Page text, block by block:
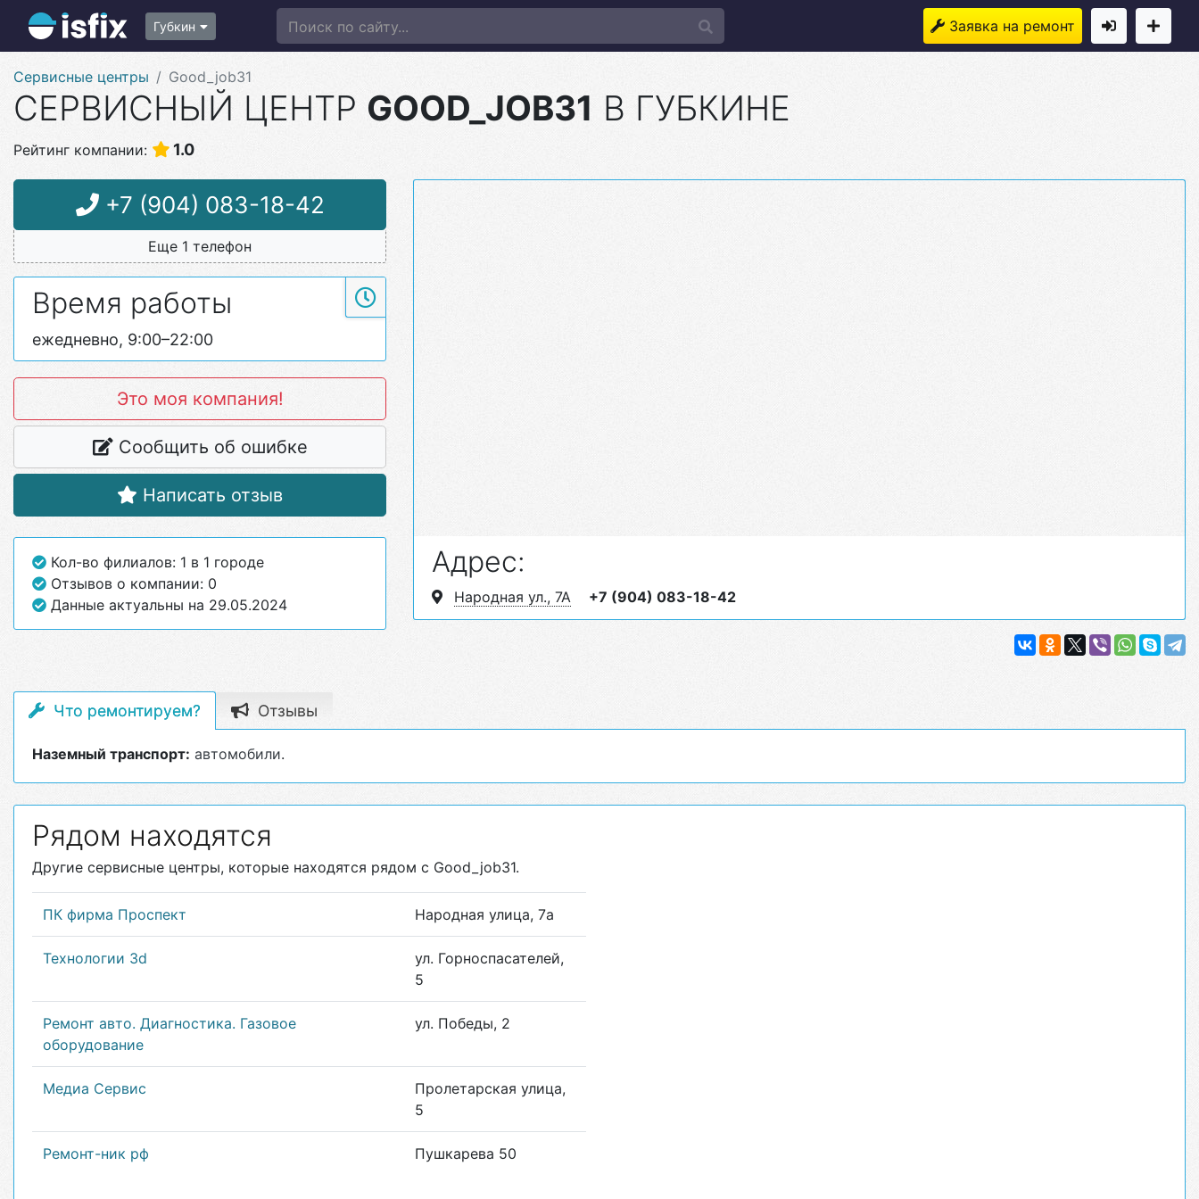
Губкин Поиск по сайту... Заявка на ремонт
Сервисные центры Good_job31
СЕРВИСНЫЙ ЦЕНТР GOOD_JOB31 В ГУБКИНЕ
Рейтинг компании: 1.0
+7 (904) 083-18-42
Еще 1 телефон
Время работы
ежедневно, 9:00–22:00
Это моя компания!
Сообщить об ошибке
Написать отзыв
Кол-во филиалов: 1 в 1 городе
Отзывов о компании: 0
Данные актуальны на 29.05.2024
Адрес:
Народная ул., 7А +7 (904) 083-18-42
Что ремонтируем? Отзывы
Наземный транспорт: автомобили.
Рядом находятся
Другие сервисные центры, которые находятся рядом с Good_job31.
ПК фирма Проспект Народная улица, 7a
Технологии 3d
ул. Горноспасателей,
5
Ремонт авто. Диагностика. Газовое
оборудование
ул. Победы, 2
Медиа Сервис
Пролетарская улица,
5
Ремонт-ник рф Пушкарева 50